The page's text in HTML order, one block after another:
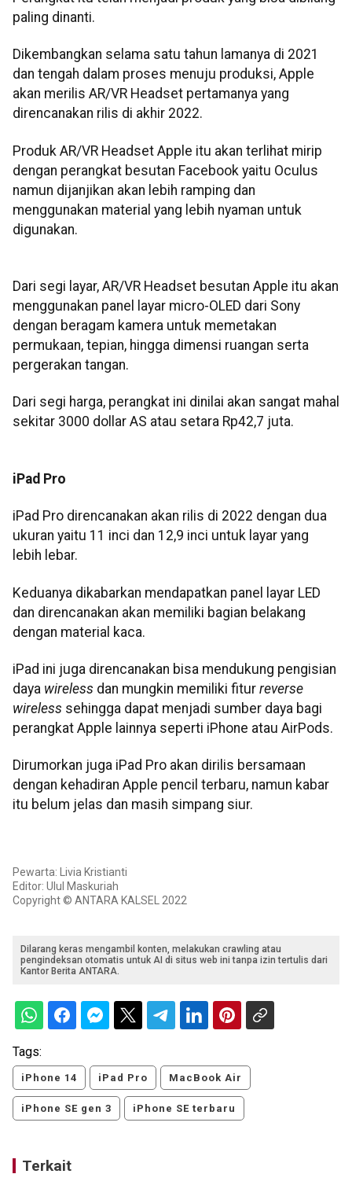
paling dinanti.
Dikembangkan selama satu tahun lamanya di 2021
dan tengah dalam proses menuju produksi, Apple
akan merilis AR/VR Headset pertamanya yang
direncanakan rilis di akhir 2022.
Produk AR/VR Headset Apple itu akan terlihat mirip
dengan perangkat besutan Facebook yaitu Oculus
namun dijanjikan akan lebih ramping dan
menggunakan material yang lebih nyaman untuk
digunakan.
Dari segi layar, AR/VR Headset besutan Apple itu akan
menggunakan panel layar micro-OLED dari Sony
dengan beragam kamera untuk memetakan
permukaan, tepian, hingga dimensi ruangan serta
pergerakan tangan.
Dari segi harga, perangkat ini dinilai akan sangat mahal
sekitar 3000 dollar AS atau setara Rp42,7 juta.
iPad Pro
iPad Pro direncanakan akan rilis di 2022 dengan dua
ukuran yaitu 11 inci dan 12,9 inci untuk layar yang
lebih lebar.
Keduanya dikabarkan mendapatkan panel layar LED
dan direncanakan akan memiliki bagian belakang
dengan material kaca.
iPad ini juga direncanakan bisa mendukung pengisian
daya wireless dan mungkin memiliki fitur reverse
wireless sehingga dapat menjadi sumber daya bagi
perangkat Apple lainnya seperti iPhone atau AirPods.
Dirumorkan juga iPad Pro akan dirilis bersamaan
dengan kehadiran Apple pencil terbaru, namun kabar
itu belum jelas dan masih simpang siur.
Pewarta: Livia Kristianti
Editor: Ulul Maskuriah
Copyright © ANTARA KALSEL 2022
Dilarang keras mengambil konten, melakukan crawling atau
pengindeksan otomatis untuk AI di situs web ini tanpa izin tertulis dari
Kantor Berita ANTARA.
Tags:
iPhone 14 iPad Pro MacBook Air
iPhone SE gen 3 iPhone SE terbaru
Terkait